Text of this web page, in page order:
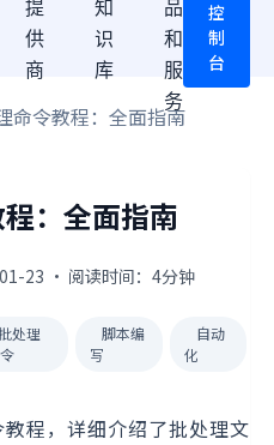
提
供
商
知
识
库
品
和
服
务
控
制
台
命令教程：全面指南
：全面指南
23 · 阅读时间：4分钟
处理
脚本编
写
自动
化
程，详细介绍了批处理文